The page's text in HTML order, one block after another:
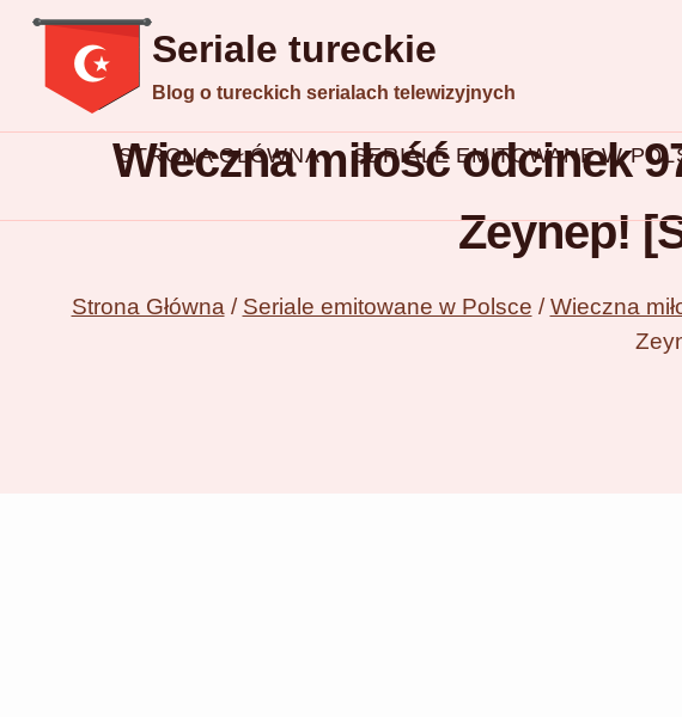
Przejdź
treści
Seriale tureckie
Blog o tureckich serialach telewizyjnych
STRONA GŁÓWNA SERIALE EMITOWANE W
Wieczna miłość odcinek
Zeynep!
Strona Główna / Seriale emitowane w Polsce / Wieczna